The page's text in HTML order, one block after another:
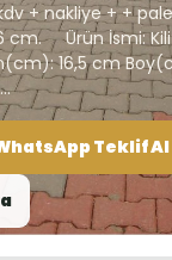
+ nakliye + +
cm. Ürün İsmi: Kilit
16,5 cm
Teklif Al